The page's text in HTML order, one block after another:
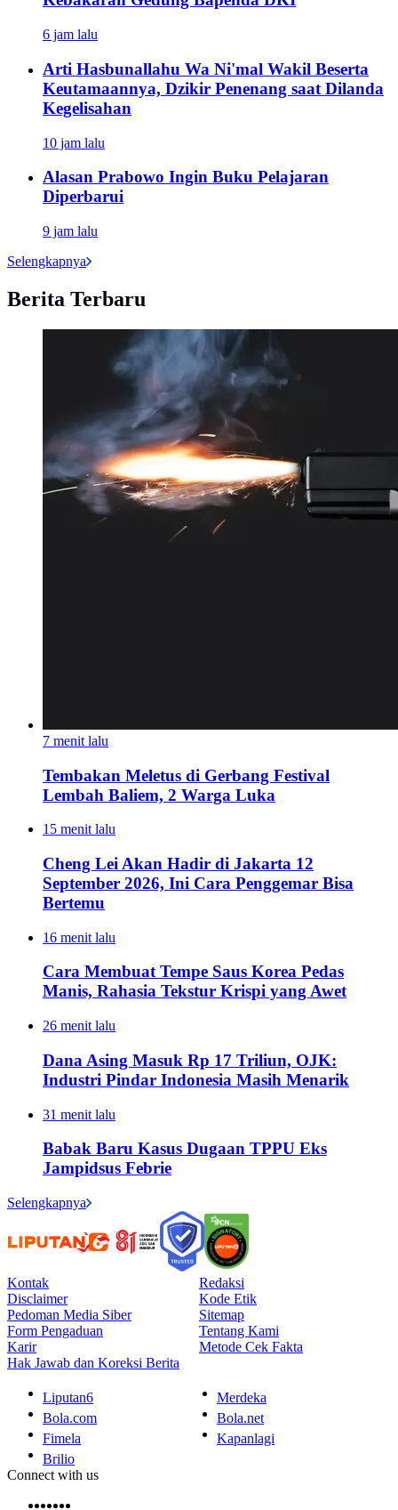
6 jam lalu
Arti Hasbunallahu Wa Ni'mal Wakil Beserta
Keutamaannya, Dzikir Penenang saat Dilanda
Kegelisahan
10 jam lalu
Alasan Prabowo Ingin Buku Pelajaran
Diperbarui
9 jam lalu
Selengkapnya
Berita Terbaru
7 menit lalu
Tembakan Meletus di Gerbang Festival
Lembah Baliem, 2 Warga Luka
15 menit lalu
Cheng Lei Akan Hadir di Jakarta 12
September 2026, Ini Cara Penggemar Bisa
Bertemu
16 menit lalu
Cara Membuat Tempe Saus Korea Pedas
Manis, Rahasia Tekstur Krispi yang Awet
26 menit lalu
Dana Asing Masuk Rp 17 Triliun, OJK:
Industri Pindar Indonesia Masih Menarik
31 menit lalu
Babak Baru Kasus Dugaan TPPU Eks
Jampidsus Febrie
Selengkapnya
Kontak
Redaksi
Disclaimer
Kode Etik
Pedoman Media Siber
Sitemap
Form Pengaduan
Tentang Kami
Karir
Metode Cek Fakta
Hak Jawab dan Koreksi Berita
Liputan6
Merdeka
Bola.com
Bola.net
Fimela
Kapanlagi
Brilio
Connect with us